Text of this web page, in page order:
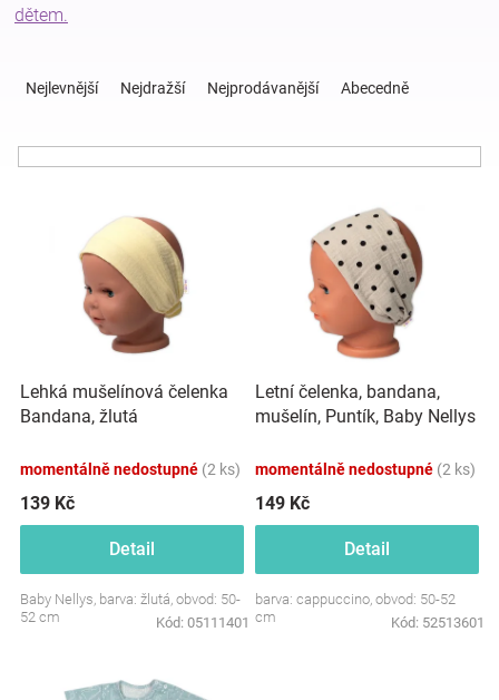
kojenecká
výbava
Hračky
oblečení
Značky
dětem.
ů
Nejlevnější Nejdražší Nejprodávanější Abecedně
o
d
u
t
ů
Lehká mušelínová čelenka
Bandana, žlutá
momentálně nedostupné (2 ks)
139 Kč
Detail
Baby Nellys, barva: žlutá, obvod: 50-
52 cm
Kód: 05111401
Letní čelenka, bandana,
mušelín, Puntík, Baby Nellys
momentálně nedostupné (2 ks)
149 Kč
Detail
barva: cappuccino, obvod: 50-52
cm
Kód: 52513601